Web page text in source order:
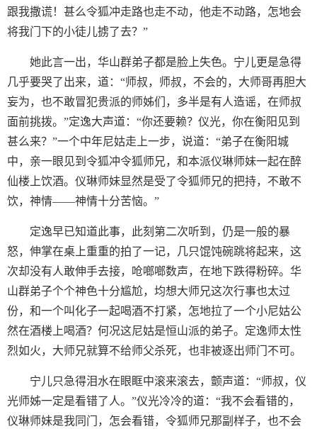
跟我撒谎！甚么令狐冲走路也走不动，他走不动路，怎地会
将我门下的小徒儿掳了去？”
她此言一出，华山群弟子都是脸上失色。宁儿更是急得
几乎要哭了出来，道：“师叔，师叔，不会的，大师哥再胆大
妄为，也不敢冒犯贵派的师姊们，多半是有人造谣，在师叔
面前挑拨。”定逸大声道：“你还要赖？仪光，你在衡阳见到
甚么来？”一个中年尼姑走上一步，说道：“弟子在衡阳城
中，亲一眼见到令狐冲令狐师兄，和本派仪琳师妹一起在醉
仙楼上饮酒。仪琳师妹显然是受了令狐师兄的把持，不敢不
饮，神情——神情十分苦恼。”
定逸早已知道此事，此刻第二次听到，仍是一般的暴
怒，伸掌在桌上重重的拍了一记，几只馄饨碗跳将起来，这
次却没有人敢伸手去接，呛啷啷数声，在地下跌得粉碎。华
山群弟子个个神色十分尴尬，均想大师兄这次行事也太过
份，和一个叫化子一起喝酒不打紧，怎地拉了一个小尼姑公
然在酒楼上喝酒？何况这尼姑是恒山派的弟子。定逸师太性
烈如火，大师兄就算不给师父杀死，也非被逐出师门不可。
宁儿只急得泪水在眼眶中滚来滚去，颤声道：“师叔，仪
光师姊一定是看错了人。”仪光冷冷的道：“我不会看错的，
仪琳师妹是我同门，怎会看错，令狐师兄那副样子，也不会